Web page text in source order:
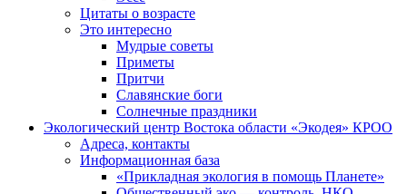
Цитаты о возрасте
Это интересно
Мудрые советы
Приметы
Притчи
Славянские боги
Солнечные праздники
Экологический центр Востока области «Экодея» КРОО
Адреса, контакты
Информационная база
«Прикладная экология в помощь Планете»